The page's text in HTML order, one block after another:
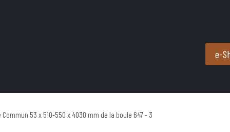
e-
Commun 53 x 510-550 x 4030 mm de la boule 647 - 3